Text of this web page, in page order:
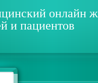
онлайн
и пациентов